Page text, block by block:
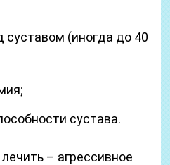
суставом (иногда до 40
сустава.
– агрессивное